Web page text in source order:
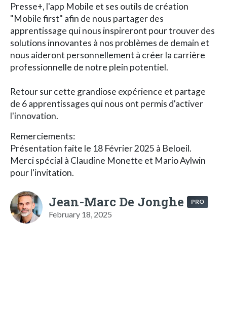
Presse+, l'app Mobile et ses outils de création
"Mobile first" afin de nous partager des
apprentissage qui nous inspireront pour trouver des
solutions innovantes à nos problèmes de demain et
nous aideront personnellement à créer la carrière
professionnelle de notre plein potentiel.
Retour sur cette grandiose expérience et partage
de 6 apprentissages qui nous ont permis d'activer
l'innovation.
Remerciements:
Présentation faite le 18 Février 2025 à Beloeil.
Merci spécial à Claudine Monette et Mario Aylwin
pour l'invitation.
Jean-Marc De Jonghe PRO
February 18, 2025